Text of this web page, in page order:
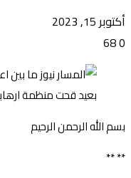
أكتوبر 15, 2023
0
بسم الله الرحمن الرحيم
** **